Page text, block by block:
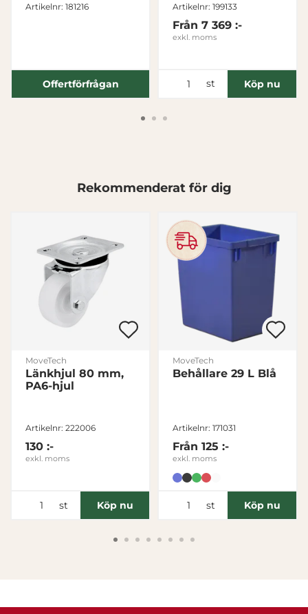
Tillåt urval
Artikelnr: 181216
Offertförfrågan
Artikelnr: 199133
Från 7 369 :-
exkl. moms
st Köp nu
Rekommenderat för dig
MoveTech
Länkhjul 80 mm,
PA6-hjul
Artikelnr: 222006
130 :-
exkl. moms
st Köp nu
MoveTech
Behållare 29 L Blå
Artikelnr: 171031
Från 125 :-
exkl. moms
st Köp nu